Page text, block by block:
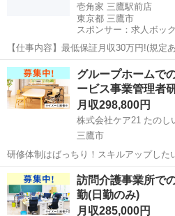
壱角家 三鷹駅前店
東京都 三鷹市
スポンサー：求人ボッ
【仕事内容】最低保証月収30万円!(規定
る飲食経験者の方を大募集! 10ヵ月間で
について経験を積み、ステップアップ
な評価制度があり、定期的...
正社員
グループホームで
ービス事業管理者
月収298,800円
株式会社ケア21 たのし
三鷹市
研修体制はばっちり！スキルアップした
取得制度有り] 働きながら資格取得が目
研修・介護福祉士)/定年65歳以上/利用者人数５０
式会社ケア21 た...
東京 三鷹市 介護士
訪問介護事業所で
勤(日勤のみ)
月収285,000円